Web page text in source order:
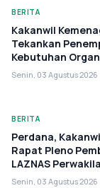
BERITA
Kakanwil
Tekankan
Kebutuhan
Senin, 03 Agustus 2026
BERITA
Perdana,
Rapat Pleno
LAZNAS
Senin, 03 Agustus 2026